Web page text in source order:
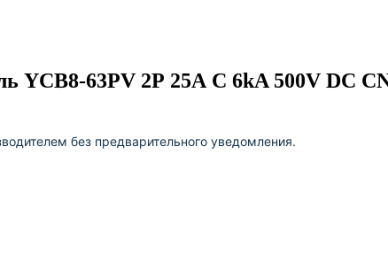
YCB8-63PV 2Р 25А С 6kA 500V DC
без предварительного уведомления.